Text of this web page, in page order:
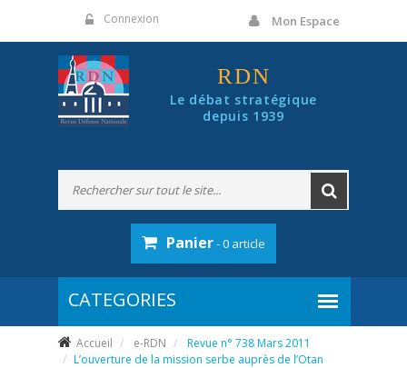
Connexion Mon Espace
RDN
Le débat stratégique
depuis 1939
Panier- 0 article
Accueil e-RDN
Revue n° 738 Mars 2011
L’ouverture de la mission serbe auprès de l’Otan